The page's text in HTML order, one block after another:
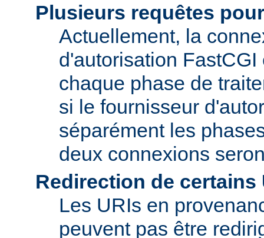
Plusieurs requêtes
Actuellement, la
d'autorisation
chaque phase de
si le fournisseur
séparément les
deux connexions
Redirection de certains
Les URIs en
peuvent pas être